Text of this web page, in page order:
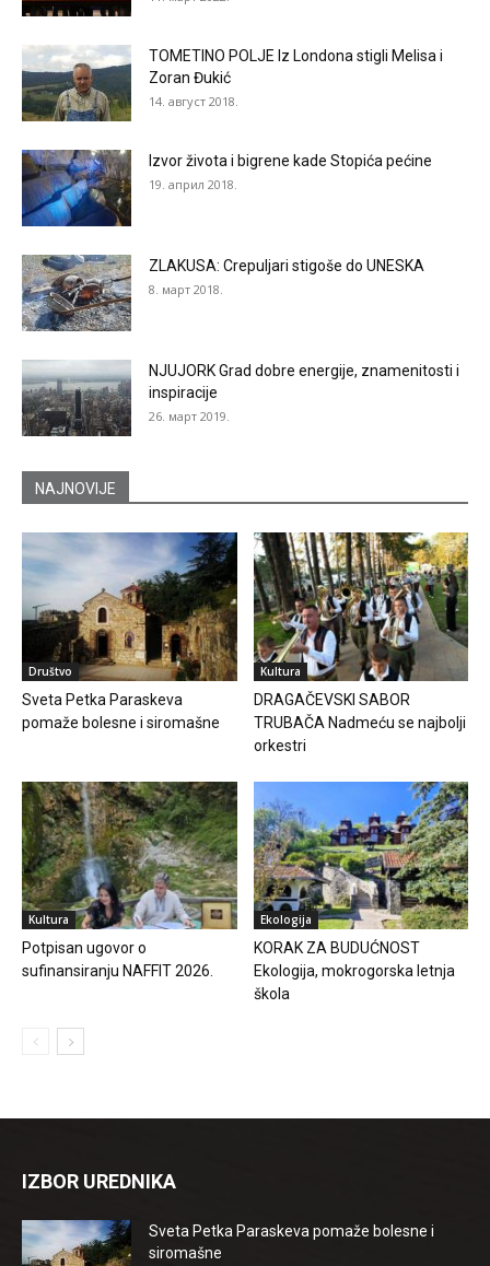
TOMETINO POLJE Iz Londona stigli Melisa i
Zoran Đukić
14. август 2018.
Izvor života i bigrene kade Stopića pećine
19. април 2018.
ZLAKUSA: Crepuljari stigoše do UNESKA
8. март 2018.
NJUJORK Grad dobre energije, znamenitosti i
inspiracije
26. март 2019.
NAJNOVIJE
Društvo
Sveta Petka Paraskeva
pomaže bolesne i siromašne
Kultura
DRAGAČEVSKI SABOR
TRUBAČA Nadmeću se najbolji
orkestri
Kultura
Potpisan ugovor o
sufinansiranju NAFFIT 2026.
Ekologija
KORAK ZA BUDUĆNOST
Ekologija, mokrogorska letnja
škola
IZBOR UREDNIKA
Sveta Petka Paraskeva pomaže bolesne i
siromašne